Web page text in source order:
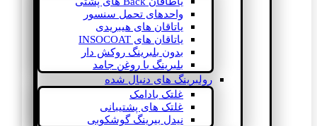
واحدهای تحمل سنسور
یاتاقان های هیبریدی
یاتاقان های INSOCOAT
بدون بلبرینگ روکش دار
بلبرینگ با روغن جامد
رولبرینگ های دنبال شده
غلتک بادامک
غلتک های پشتیبانی
نیدل بیرینگ گوشکوبی